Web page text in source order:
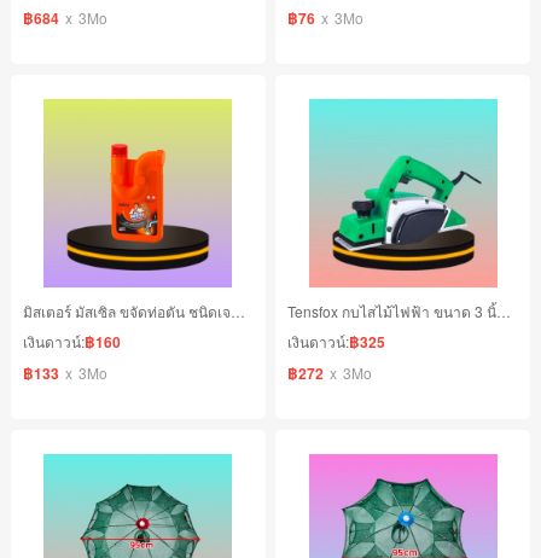
฿684 x 3Mo
฿76 x 3Mo
เงินดาวน์:฿160
฿133 x 3Mo
เงินดาวน์:฿325
฿272 x 3Mo